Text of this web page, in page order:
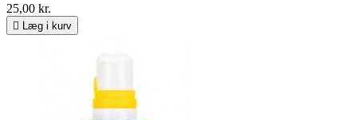
25,00 kr.
 Læg i kurv